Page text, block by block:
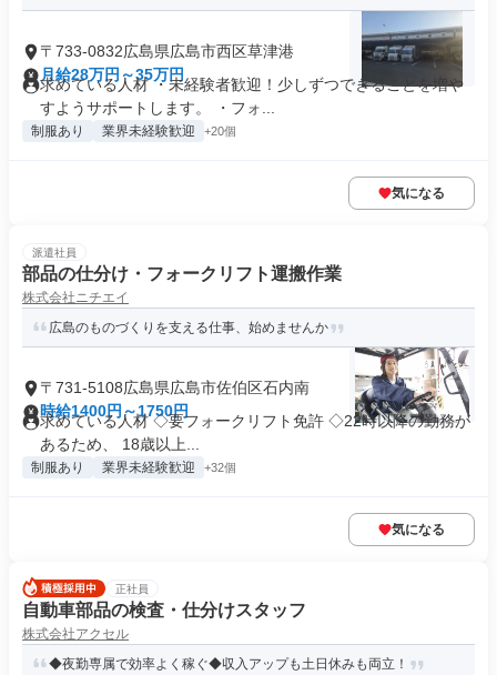
〒733-0832広島県広島市西区草津港
月給28万円～35万円
求めている人材 ・未経験者歓迎！少しずつできることを増や
すようサポートします。 ・フォ...
制服あり 業界未経験歓迎 +20個
気になる
派遣社員
部品の仕分け・フォークリフト運搬作業
株式会社ニチエイ
広島のものづくりを支える仕事、始めませんか
〒731-5108広島県広島市佐伯区石内南
時給1400円～1750円
求めている人材 ◇要フォークリフト免許 ◇22時以降の勤務が
あるため、 18歳以上...
制服あり 業界未経験歓迎 +32個
気になる
正社員
自動車部品の検査・仕分けスタッフ
株式会社アクセル
◆夜勤専属で効率よく稼ぐ◆収入アップも土日休みも両立！